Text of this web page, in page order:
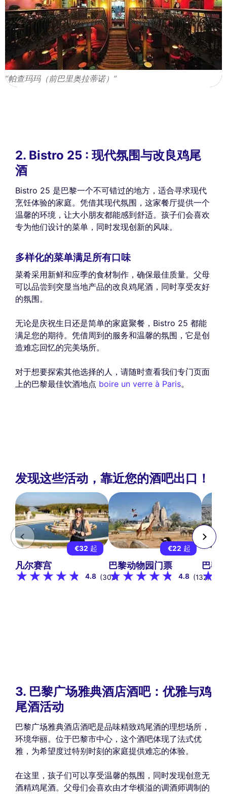
“帕查玛玛（前巴里奥拉蒂诺）”
2. Bistro 25 : 现代氛围与改良鸡尾
酒
Bistro 25 是巴黎一个不可错过的地方，适合寻求现代
烹饪体验的家庭。凭借其现代氛围，这家餐厅提供一个
温馨的环境，让大小朋友都能感到舒适。孩子们会喜欢
专为他们设计的菜单，同时发现创新的风味。
多样化的菜单满足所有口味
菜肴采用新鲜和应季的食材制作，确保最佳质量。父母
可以品尝到突显当地产品的改良鸡尾酒，同时享受友好
的氛围。
无论是庆祝生日还是简单的家庭聚餐，Bistro 25 都能
满足您的期待。凭借周到的服务和温馨的氛围，它是创
造难忘回忆的完美场所。
对于想要探索其他选择的人，请随时查看我们专门页面
上的巴黎最佳饮酒地点 boire un verre à Paris。
发现这些活动，靠近您的酒吧出口！
€32 起
凡尔赛宫
4.8 (303)
€22 起
巴黎动物园门票
4.8 (132)
巴黎
3. 巴黎广场雅典酒店酒吧：优雅与鸡
尾酒活动
巴黎广场雅典酒店酒吧是品味精致鸡尾酒的理想场所，
环境华丽。位于巴黎市中心，这个酒吧体现了法式优
雅，为希望度过特别时刻的家庭提供难忘的体验。
在这里，孩子们可以享受温馨的氛围，同时发现创意无
酒精鸡尾酒。父母们会喜欢由才华横溢的调酒师调制的